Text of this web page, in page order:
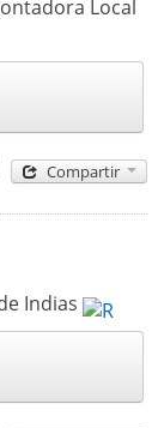
Local
Compartir
Indias